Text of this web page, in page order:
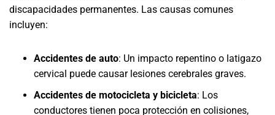
discapacidades permanentes. Las causas comunes
incluyen:
Accidentes de auto: Un impacto repentino o latigazo
cervical puede causar lesiones cerebrales graves.
Accidentes de motocicleta y bicicleta: Los
conductores tienen poca protección en colisiones,